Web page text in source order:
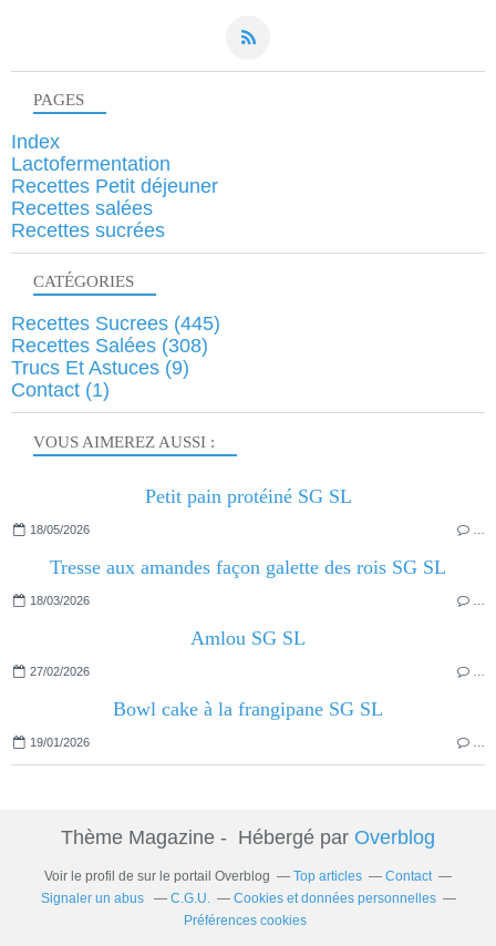
VOUS AIMEREZ AUSSI :
Petit pain protéiné SG SL
18/05/2026
Tresse aux amandes façon galette des rois SG SL
18/03/2026
Amlou SG SL
27/02/2026
Bowl cake à la frangipane SG SL
19/01/2026
PAGES
Index
Lactofermentation
Recettes Petit déjeuner
Recettes salées
Recettes sucrées
CATÉGORIES
Recettes Sucrees (445)
Recettes Salées (308)
Trucs Et Astuces (9)
Contact (1)
Thème Magazine - Hébergé par Overblog
Voir le profil de sur le portail Overblog Top articles
Contact
Signaler un abus
C.G.U.
Cookies et données personnelles
Préférences cookies